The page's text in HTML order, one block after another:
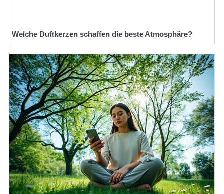
Welche Duftkerzen schaffen die beste Atmosphäre?